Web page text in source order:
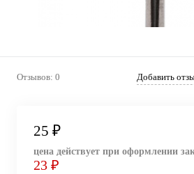
Отзывов: 0 Добавить
25 ₽
цена действует при оформлении
23 ₽